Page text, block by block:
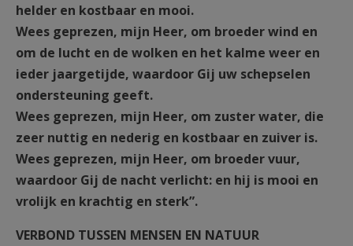
helder en kostbaar en mooi.
Wees geprezen, mijn Heer, om broeder wind en
om de lucht en de wolken en het kalme weer en
ieder jaargetijde, waardoor Gij uw schepselen
ondersteuning geeft.
Wees geprezen, mijn Heer, om zuster water, die
zeer nuttig en nederig en kostbaar en zuiver is.
Wees geprezen, mijn Heer, om broeder vuur,
waardoor Gij de nacht verlicht: en hij is mooi en
vrolijk en krachtig en sterk”.
VERBOND TUSSEN MENSEN EN NATUUR